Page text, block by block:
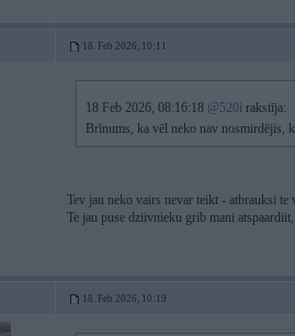
18. Feb 2026, 10:11
18 Feb 2026, 08:16:18 @520i rakstīja:
Brīnums, ka vēl neko nav nosmirdējis,
Tev jau neko vairs nevar teikt - atbrauksi te
Te jau puse dziivnieku grib mani
18. Feb 2026, 10:19